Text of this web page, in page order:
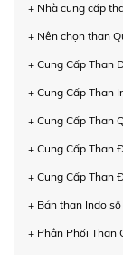
+ Nhà cung cấp
+ Nên chọn than
+ Cung Cấp Than
+ Cung Cấp Than
+ Cung Cấp Than
+ Cung Cấp Than
+ Cung Cấp Than
+ Bán than Indo
+ Phân Phối Than